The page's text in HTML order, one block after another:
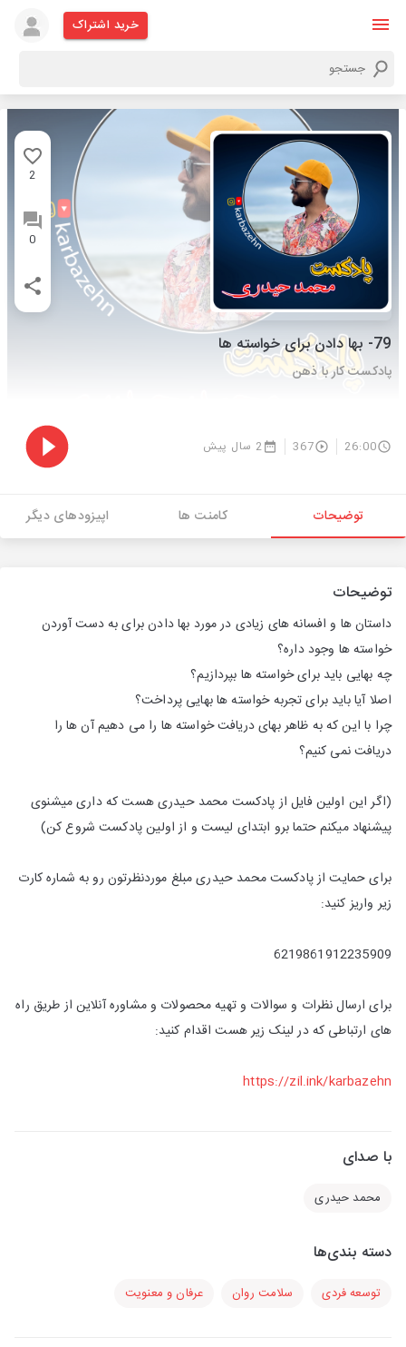
خرید اشتراک
2
0
79- بها دادن برای خواسته ها
پادکست کار با ذهن
26:00
367 2 سال پیش
توضیحات کامنت ها اپیزودهای دیگر
توضیحات
داستان ها و افسانه های زیادی در مورد بها دادن برای به دست آوردن
خواسته ها وجود داره؟
چه بهایی باید برای خواسته ها بپردازیم؟
اصلا آیا باید برای تجربه خواسته ها بهایی پرداخت؟
چرا با این که به ظاهر بهای دریافت خواسته ها را می دهیم آن ها را
دریافت نمی کنیم؟
(اگر این اولین فایل از پادکست محمد حیدری هست که داری میشنوی
پیشنهاد میکنم حتما برو ابتدای لیست و از اولین پادکست شروع کن)
برای حمایت از پادکست محمد حیدری مبلغ موردنظرتون رو به شماره کارت
زیر واریز کنید:
6219861912235909
برای ارسال نظرات و سوالات و تهیه محصولات و مشاوره آنلاین از طریق راه
های ارتباطی که در لینک زیر هست اقدام کنید:
https://zil.ink/karbazehn
با صدای
محمد حیدری
دسته بندی‌ها
توسعه فردی سلامت روان عرفان و معنویت